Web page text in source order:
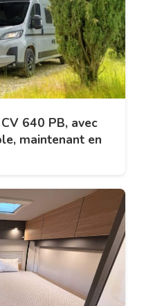
640 PB, avec
maintenant en